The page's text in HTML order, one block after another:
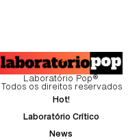
Laboratório Pop®
Todos os direitos reservados
Hot!
Laboratório Crítico
News